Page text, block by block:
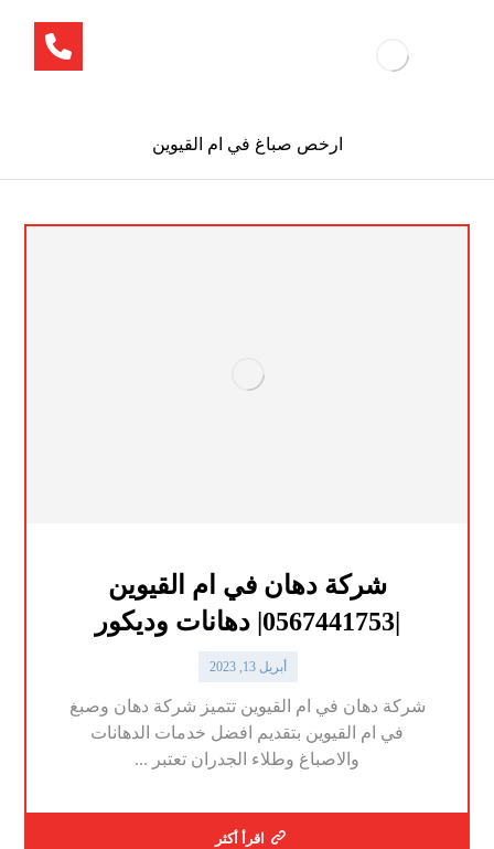
ارخص صباغ في ام القيوين
شركة دهان في ام القيوين
|0567441753| دهانات وديكور
أبريل 13, 2023
شركة دهان في ام القيوين تتميز شركة دهان وصبغ
في ام القيوين بتقديم افضل خدمات الدهانات
والاصباغ وطلاء الجدران تعتبر ...
اقرأ أكثر